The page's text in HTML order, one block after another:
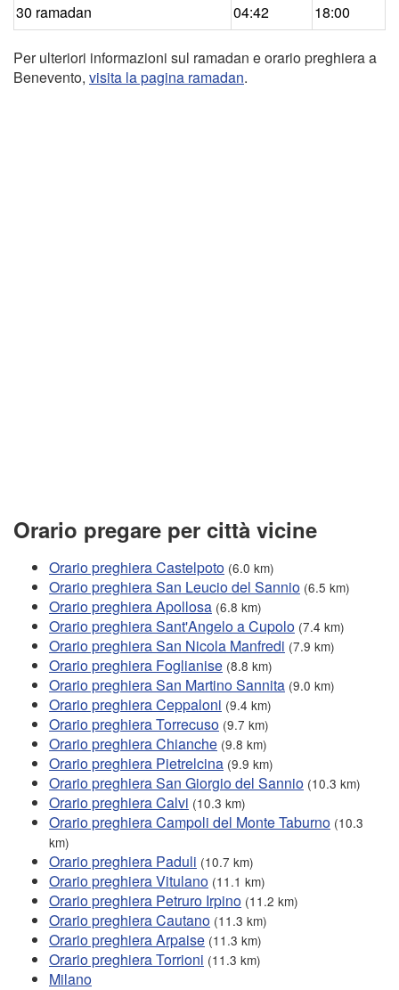
30 ramadan
04:42 18:00
Per ulteriori informazioni sul ramadan e orario preghiera a
Benevento, visita la pagina ramadan.
Orario pregare per città vicine
Orario preghiera Castelpoto (6.0 km)
Orario preghiera San Leucio del Sannio (6.5 km)
Orario preghiera Apollosa (6.8 km)
Orario preghiera Sant'Angelo a Cupolo (7.4 km)
Orario preghiera San Nicola Manfredi (7.9 km)
Orario preghiera Foglianise (8.8 km)
Orario preghiera San Martino Sannita (9.0 km)
Orario preghiera Ceppaloni (9.4 km)
Orario preghiera Torrecuso (9.7 km)
Orario preghiera Chianche (9.8 km)
Orario preghiera Pietrelcina (9.9 km)
Orario preghiera San Giorgio del Sannio (10.3 km)
Orario preghiera Calvi (10.3 km)
Orario preghiera Campoli del Monte Taburno (10.3
km)
Orario preghiera Paduli (10.7 km)
Orario preghiera Vitulano (11.1 km)
Orario preghiera Petruro Irpino (11.2 km)
Orario preghiera Cautano (11.3 km)
Orario preghiera Arpaise (11.3 km)
Orario preghiera Torrioni (11.3 km)
Milano